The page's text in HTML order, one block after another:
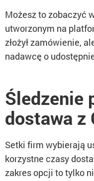
Możesz to zobaczyć
utworzonym na
złożył zamówienie,
nadawcę o
Śledzenie
dostawa z
Setki firm wybierają
korzystne czasy
zakres opcji to tylko